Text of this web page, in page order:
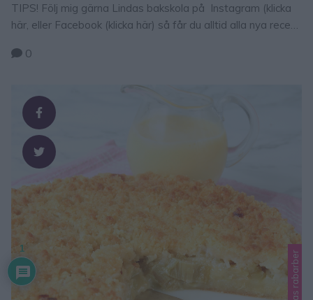
TIPS! Följ mig gärna Lindas bakskola på Instagram (klicka
här, eller Facebook (klicka här) så får du alltid alla nya recept
vispgrädde och bär. Garneringen kan varieras efter egen
Tips på …
0
1